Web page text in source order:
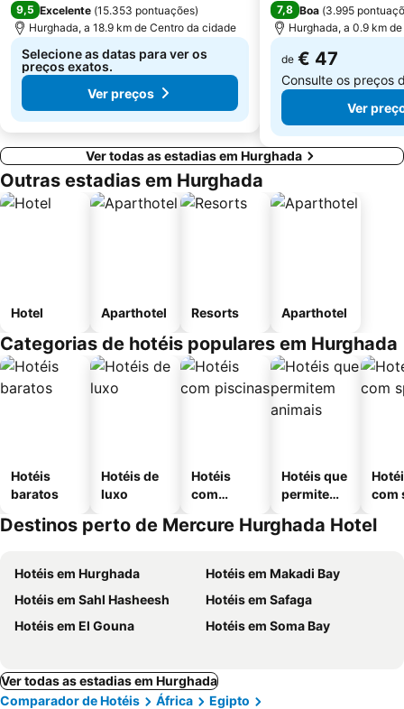
9,5 Excelente (15.353 pontuações)
Hurghada, a 18.9 km de Centro da cidade
Selecione as datas para ver os
preços exatos.
Ver preços
7,8 Boa (3.995
Hurghada, a 0.9 km
de € 47
Consulte os preços
Ver
Ver todas as estadias em Hurghada
Outras estadias em Hurghada
Hotel Aparthotel Resorts Aparthotel
Categorias de hotéis populares em Hurghada
Hotéis
baratos
Hotéis de
luxo
Hotéis
com
Hotéis que
permitem
com
Destinos perto de Mercure Hurghada Hotel
Hotéis em Hurghada
Hotéis em Makadi Bay
Hotéis em Sahl Hasheesh
Hotéis em Safaga
Hotéis em El Gouna
Hotéis em Soma Bay
Ver todas as estadias em Hurghada
Comparador de Hotéis
África
Egipto